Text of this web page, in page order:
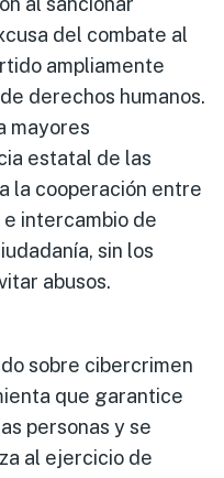
del combate al
ampliamente
derechos humanos.
mayores
estatal de las
la cooperación entre
intercambio de
sin los
abusos.
sobre cibercrimen
que garantice
personas y se
al ejercicio de